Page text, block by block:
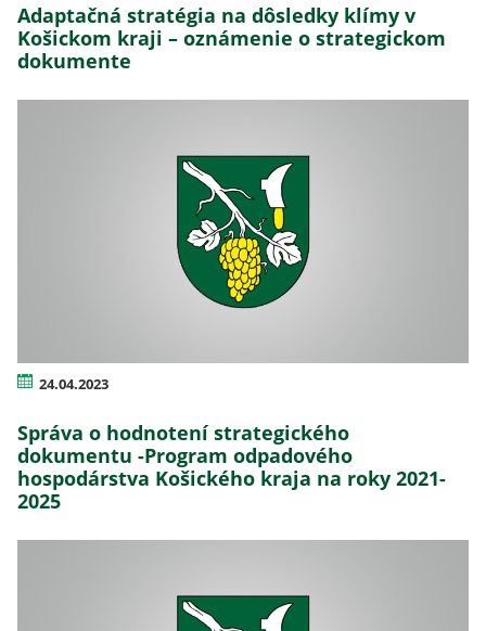
Adaptačná stratégia na dôsledky klímy v
Košickom kraji – oznámenie o strategickom
dokumente
24.04.2023
Správa o hodnotení strategického
dokumentu -Program odpadového
hospodárstva Košického kraja na roky 2021-
2025